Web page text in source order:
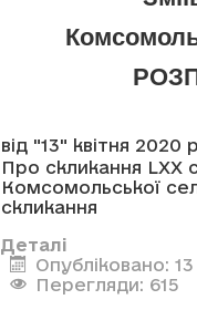
від "13" квітня 2020
Про скликання LXX
Комсомольської
скликання
Деталі
Опубліковано:
Перегляди: 615